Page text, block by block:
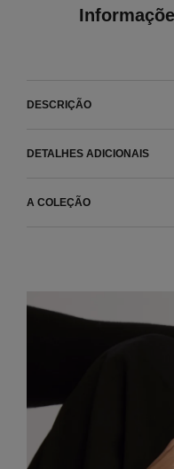
DESCRIÇÃO
DETALHES ADICIONAIS
A COLEÇÃO